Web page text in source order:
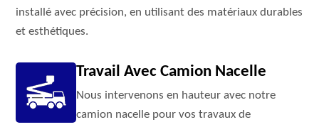
installé avec précision, en utilisant des matériaux durables
et esthétiques.
Travail Avec Camion Nacelle
Nous intervenons en hauteur avec notre
camion nacelle pour vos travaux de